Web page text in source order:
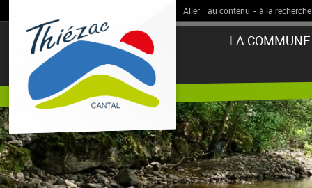
Aller : au contenu - à la recherche
LA COMMUNE